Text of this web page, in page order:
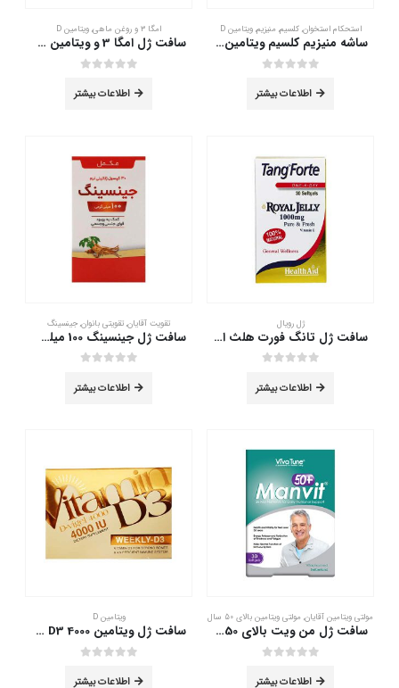
استحکام استخوان,کلسیم,منیزیم,ویتامین D
ساشه منیزیم کلسیم ویتامین D3 دوبیس 20 عدد
اطلاعات بیشتر
امگا ۳ و روغن ماهی , ویتامین D
سافت ژل امگا 3 و ویتامین D3 دانا 30 عددی
اطلاعات بیشتر
ژل رویال
سافت ژل تانگ فورت هلث اید 30 عددی
اطلاعات بیشتر
تقویت آقایان, تقویتی بانوان, جینسینگ
سافت ژل جینسینگ 100 میلی گرم دانا 30 عدد
اطلاعات بیشتر
مولتی ویتامین آقایان, مولتی ویتامین بالای 50 سال
سافت ژل من ویت بالای 50 سال ویواتیون 30 عدد
اطلاعات بیشتر
ویتامین D
سافت ژل ویتامین D3 4000 دانا 60 عددی
اطلاعات بیشتر